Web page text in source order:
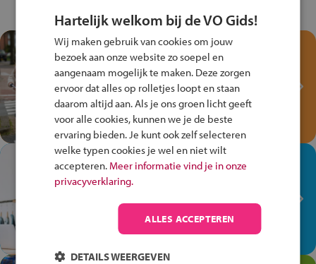
Test je kennis met het
Fiets Veilig
Verkeersspel!
Speel het Fiets Veilig Verkeersspel
en win een Cortina-fiets!
In de winkel ben je op je
plek!
Ontdek via het vmbo jouw talent
op de winkelvloer, waar elke dag
anders is!
Hartelijk welkom bij de VO Gids!
Wij maken gebruik van cookies om jouw
bezoek aan onze website zo soepel en
aangenaam mogelijk te maken. Deze zorgen
ervoor dat alles op rolletjes loopt en staan
daarom altijd aan. Als je ons groen licht geeft
voor alle cookies, kunnen we je de beste
ervaring bieden. Je kunt ook zelf selecteren
welke typen cookies je wel en niet wilt
accepteren. Meer informatie vind je in onze
privacyverklaring.
ALLES ACCEPTEREN
DETAILS WEERGEVEN